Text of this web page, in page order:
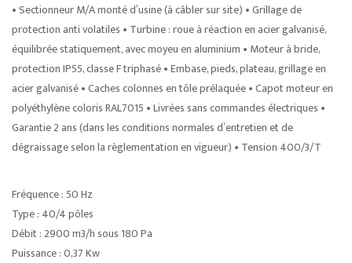
• Sectionneur M/A monté d’usine (à câbler sur site) • Grillage de
protection anti volatiles • Turbine : roue à réaction en acier galvanisé,
équilibrée statiquement, avec moyeu en aluminium • Moteur à bride,
protection IP55, classe F triphasé • Embase, pieds, plateau, grillage en
acier galvanisé • Caches colonnes en tôle prélaquée • Capot moteur en
polyéthylène coloris RAL7015 • Livrées sans commandes électriques •
Garantie 2 ans (dans les conditions normales d’entretien et de
dégraissage selon la règlementation en vigueur) • Tension 400/3/T
Fréquence : 50 Hz
Type : 40/4 pôles
Débit : 2900 m3/h sous 180 Pa
Puissance : 0,37 Kw